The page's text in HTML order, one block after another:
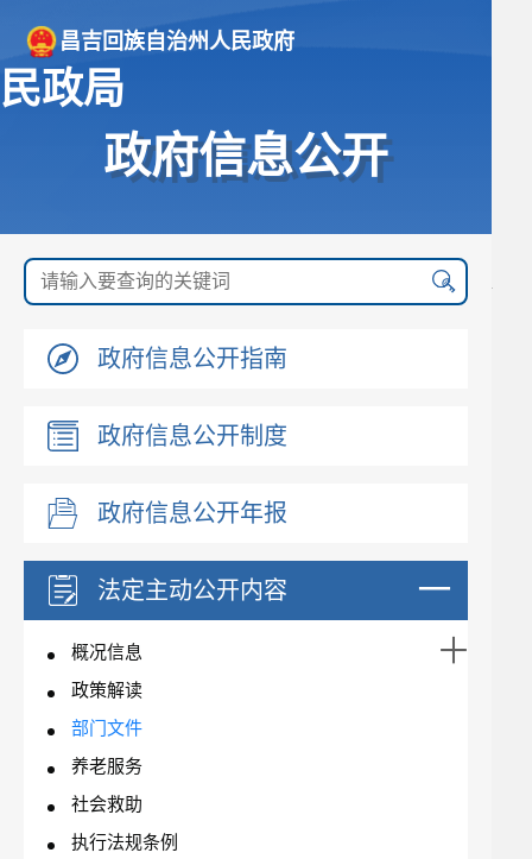
昌吉回族自治州人民政府
民政局
政府信息公开
政府信息公开指南
政府信息公开制度
政府信息公开年报
法定主动公开内容
概况信息
政策解读
部门文件
养老服务
社会救助
执行法规条例